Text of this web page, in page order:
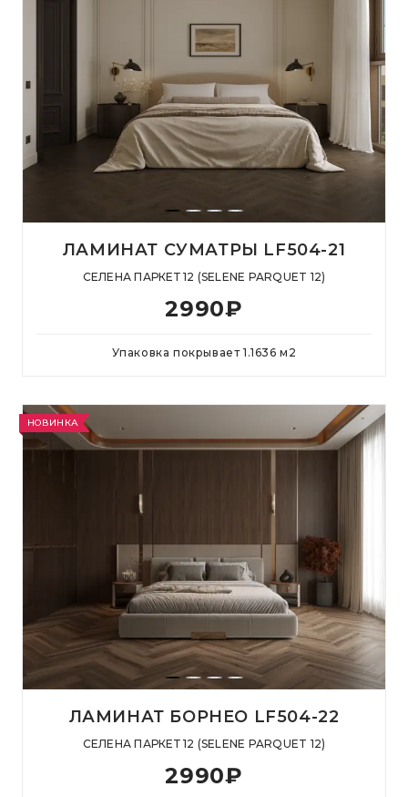
ЛАМИНАТ СУМАТРЫ LF504-21
СЕЛЕНА ПАРКЕТ 12 (SELENE PARQUET 12)
2990₽
Упаковка покрывает 1.1636 м 2
НОВИНКА
ЛАМИНАТ БОРНЕО LF504-22
СЕЛЕНА ПАРКЕТ 12 (SELENE PARQUET 12)
2990₽